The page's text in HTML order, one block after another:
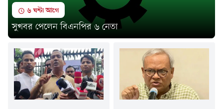
৬ ঘন্টা আগে
সুখবর পেলেন বিএনপির ৬ নেতা